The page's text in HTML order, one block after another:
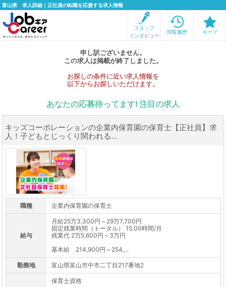
富山県 求人詳細｜正社員の転職を応援する求人情報
スタッフ
インタビュー
閲覧履歴 キープ
申し訳ございません。
この求人は掲載が終了しました。
お探しの条件に近い求人情報を
以下からお探しいただけます。
あなたの応募待ってます! 注目の求人
キッズコーポレーションの企業内保育園の保育士【正社員】求
人！子どもとじっくり関われる...
職種 企業内保育園の保育士
給与
月給25万3,300円～29万7,700円
固定残業時間（トータル） 15.00時間/月
残業代 2万5,600円～3万円
基本給 214,900円～254,...
勤務地 富山県富山市中市二丁目217番地2
保育士資格